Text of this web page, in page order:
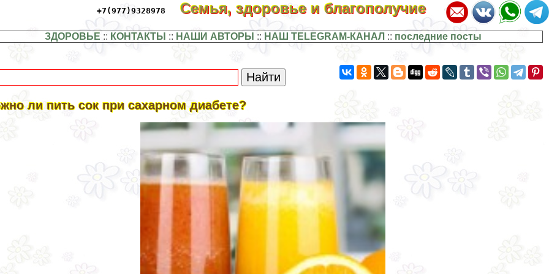
+7(977)9328978 Семья, здоровье и благополучие
ЗДОРОВЬЕ :: КОНТАКТЫ :: НАШИ АВТОРЫ :: НАШ TELEGRAM-КАНАЛ :: последние посты
ли пить сок при сахарном диабете?